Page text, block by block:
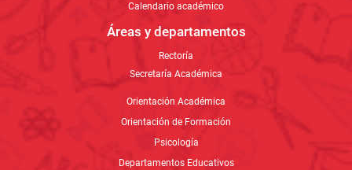
Calendario académico
Áreas y departamentos
Rectoría
Secretaría Académica
Orientación Académica
Orientación de Formación
Psicología
Departamentos Educativos